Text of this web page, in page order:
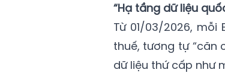
“Hạ tầng dữ liệu
Từ 01/03/2026,
thuế, tương tự “căn
dữ liệu thứ cấp như